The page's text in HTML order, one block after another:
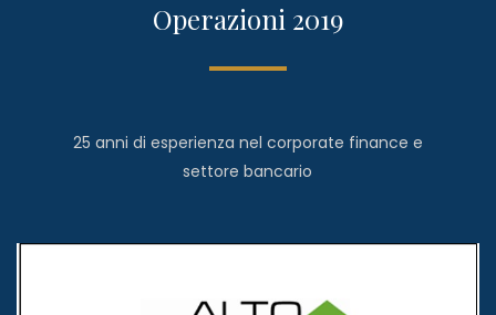
Operazioni 2019
25 anni di esperienza nel corporate finance e
settore bancario